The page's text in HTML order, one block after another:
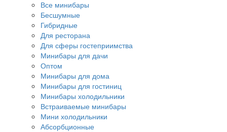
Все минибары
Бесшумные
Гибридные
Для ресторана
Для сферы гостеприимства
Минибары для дачи
Оптом
Минибары для дома
Минибары для гостиниц
Минибары холодильники
Встраиваемые минибары
Мини холодильники
Абсорбционные